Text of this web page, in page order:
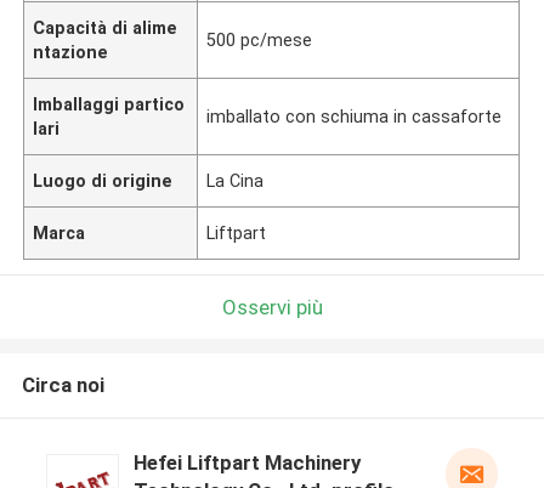
Capacità di alime
ntazione
500 pc/mese
Imballaggi partico
lari
imballato con schiuma in cassaforte
Luogo di origine La Cina
Marca Liftpart
Osservi più
Circa noi
Hefei Liftpart Machinery